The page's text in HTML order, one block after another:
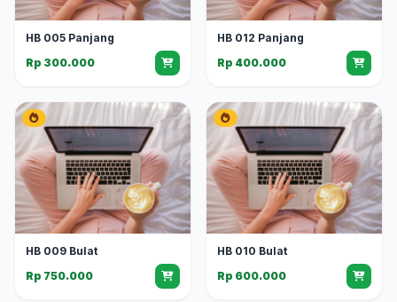
HB 005 Panjang
Rp 300.000
HB 012 Panjang
Rp 400.000
HB 009 Bulat
Rp 750.000
HB 010 Bulat
Rp 600.000